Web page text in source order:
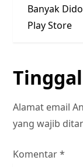
a
v
g
a
s
i
Banyak
Play Store
Alamat email
yang wajib
Komentar*